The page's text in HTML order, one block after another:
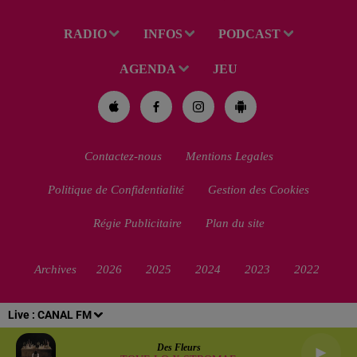
Live : CANAL FM
Des Fleurs
RADIO INFOS PODCAST
AGENDA JEU
Contactez-nous Mentions Legales
Politique de Confidentialité Gestion des Cookies
Régie Publicitaire Plan du site
Archives 2026 2025 2024 2023 2022